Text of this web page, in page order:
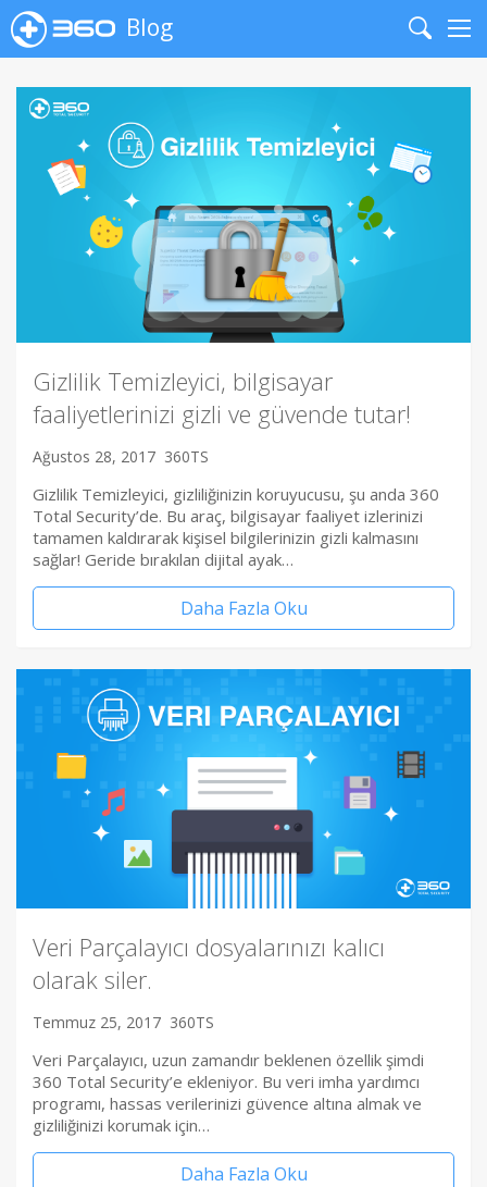
Blog
Search
Gizlilik Temizleyici, bilgisayar
faaliyetlerinizi gizli ve güvende tutar!
Ağustos 28, 2017 360TS
Gizlilik Temizleyici, gizliliğinizin koruyucusu, şu anda 360
Total Security’de. Bu araç, bilgisayar faaliyet izlerinizi
tamamen kaldırarak kişisel bilgilerinizin gizli kalmasını
sağlar! Geride bırakılan dijital ayak…
Daha Fazla Oku
Veri Parçalayıcı dosyalarınızı kalıcı
olarak siler.
Temmuz 25, 2017 360TS
Veri Parçalayıcı, uzun zamandır beklenen özellik şimdi
360 Total Security’e ekleniyor. Bu veri imha yardımcı
programı, hassas verilerinizi güvence altına almak ve
gizliliğinizi korumak için…
Daha Fazla Oku